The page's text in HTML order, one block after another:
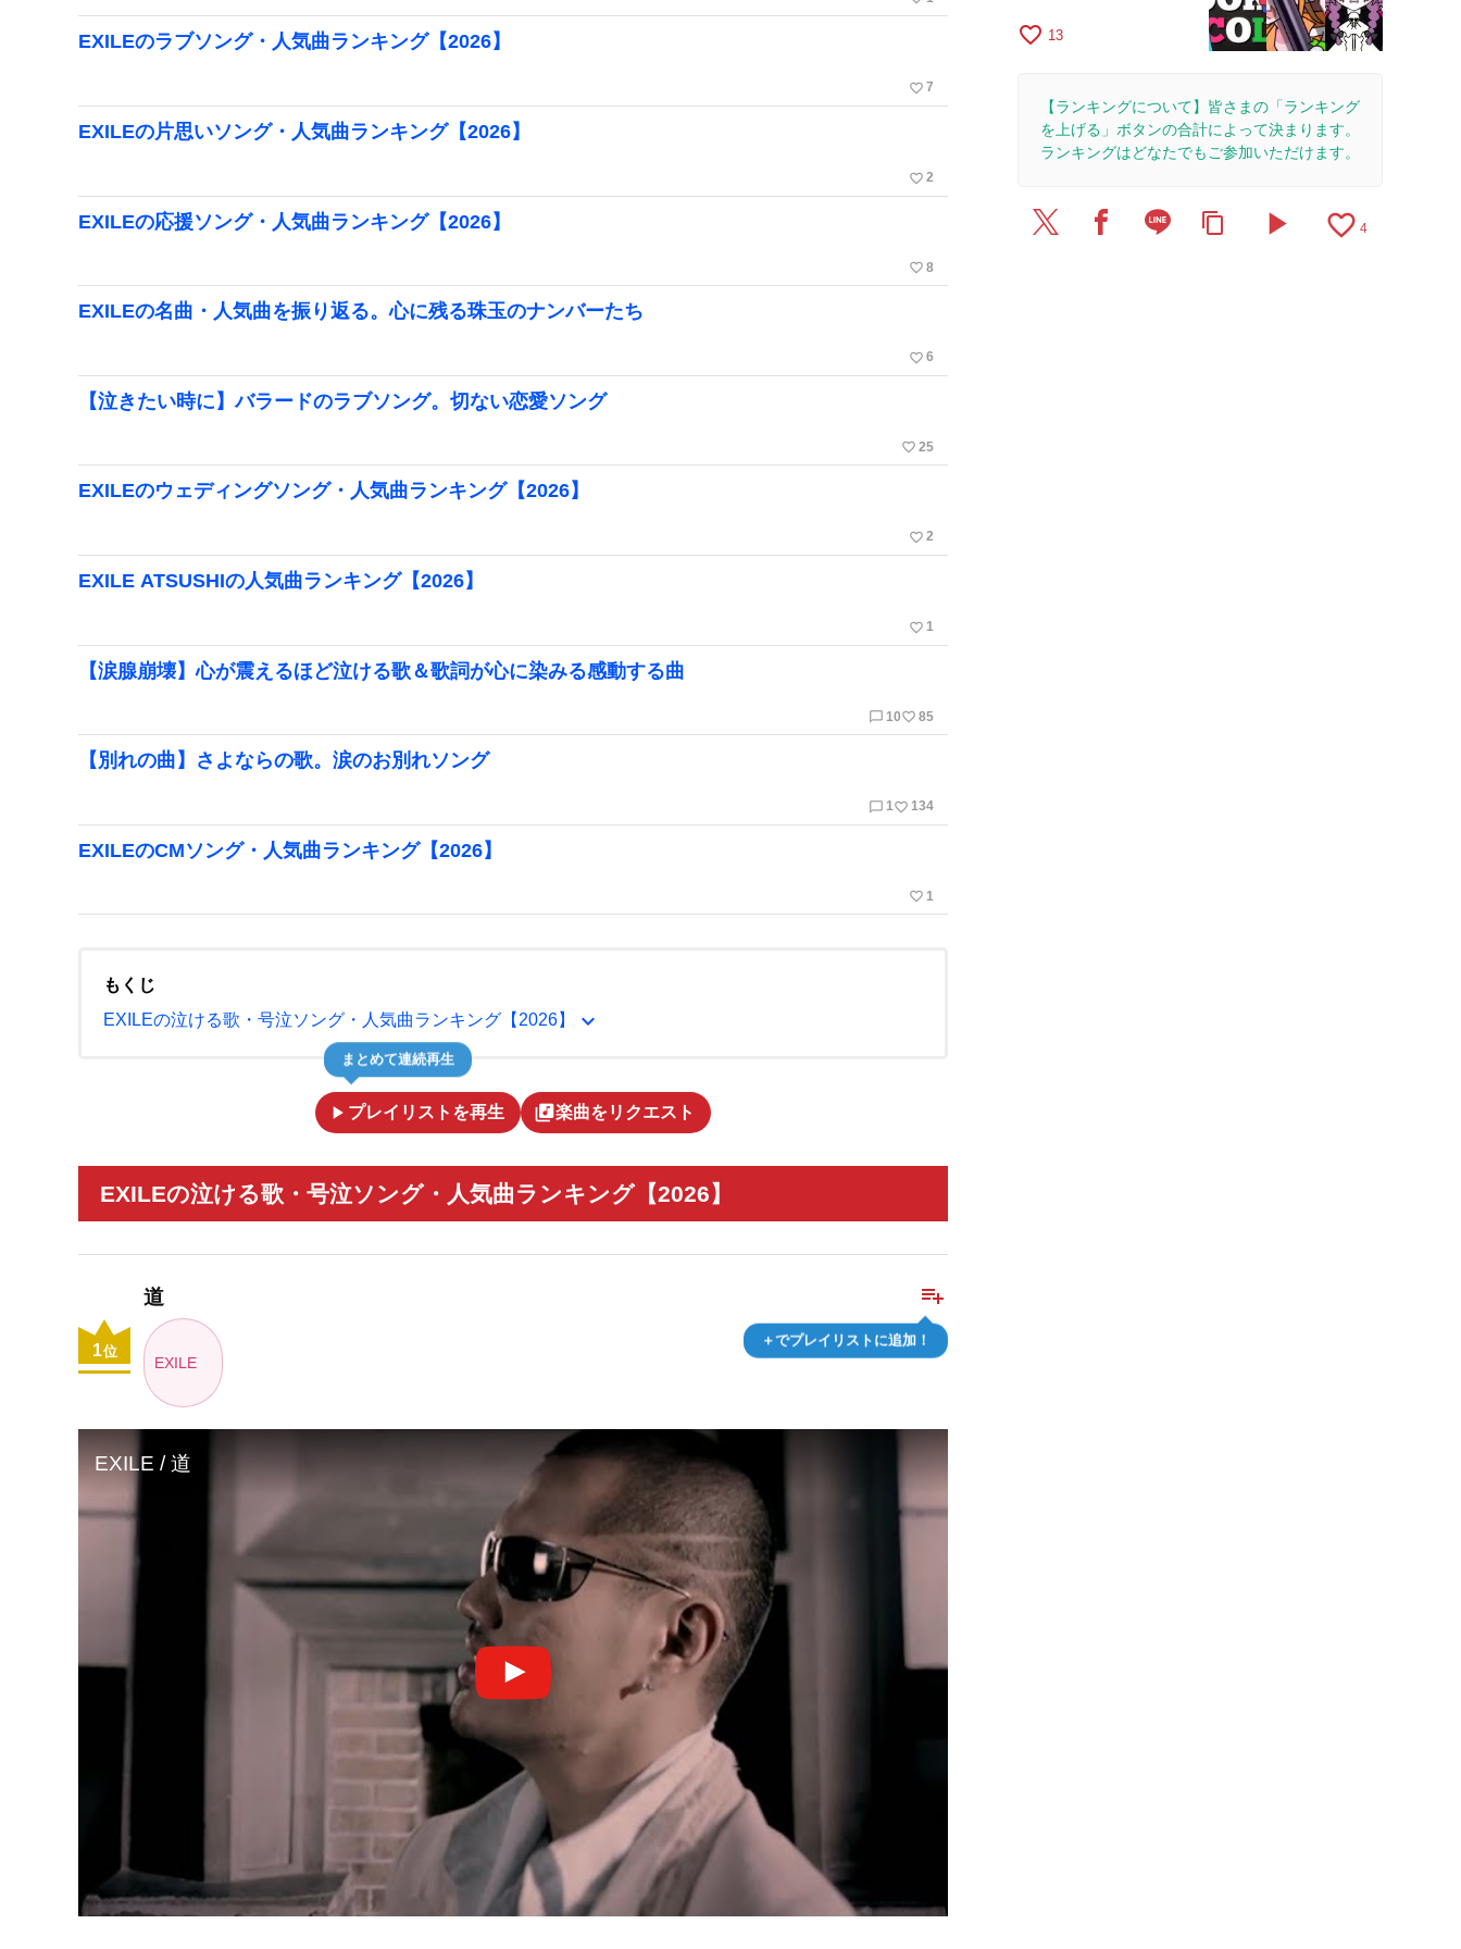
EXILEのラブソング・人気曲ランキング【2026】
favorite_border 7
EXILEの片思いソング・人気曲ランキング【2026】
favorite_border 2
EXILEの応援ソング・人気曲ランキング【2026】
favorite_border 8
EXILEの名曲・人気曲を振り返る。心に残る珠玉のナンバーたち
favorite_border 6
【泣きたい時に】バラードのラブソング。切ない恋愛ソング
favorite_border 25
EXILEのウェディングソング・人気曲ランキング【2026】
favorite_border 2
EXILE ATSUSHIの人気曲ランキング【2026】
favorite_border 1
【涙腺崩壊】心が震えるほど泣ける歌＆歌詞が心に染みる感動する曲
chat_bubble_outline 10favorite_border 85
【別れの曲】さよならの歌。涙のお別れソング
chat_bubble_outline 1 favorite_border 134
EXILEのCMソング・人気曲ランキング【2026】
favorite_border 1
もくじ
EXILEの泣ける歌・号泣ソング・人気曲ランキング【2026】
expand_more
play_arrow プレイリストを再生
まとめて連続再生
library_music楽曲をリクエスト
EXILEの泣ける歌・号泣ソング・人気曲ランキング【2026】
playlist_add
＋でプレイリストに追加！
道
EXILE
1位
EXILE / 道
favorite_border 13
【ランキングについて】皆さまの「ランキング
を上げる」ボタンの合計によって決まります。
ランキングはどなたでもご参加いただけます。
content_copy play_arrow favorite_border 4